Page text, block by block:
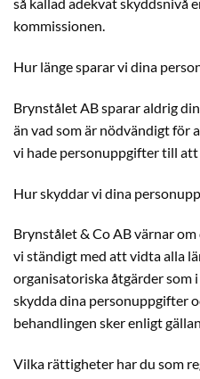
kommissionen.
Hur länge sparar vi dina
Brynstålet AB sparar aldrig
än vad som är nödvändigt för
vi hade personuppgifter till att
Hur skyddar vi dina
Brynstålet & Co AB värnar
vi ständigt med att vidta alla
organisatoriska åtgärder som
skydda dina personuppgifter
behandlingen sker enligt
Vilka rättigheter har du som